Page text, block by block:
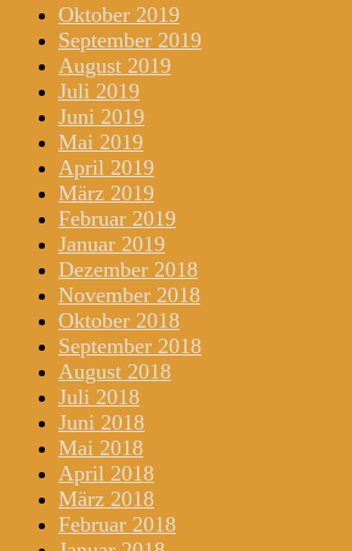
Oktober 2019
September 2019
August 2019
Juli 2019
Juni 2019
Mai 2019
April 2019
März 2019
Februar 2019
Januar 2019
Dezember 2018
November 2018
Oktober 2018
September 2018
August 2018
Juli 2018
Juni 2018
Mai 2018
April 2018
März 2018
Februar 2018